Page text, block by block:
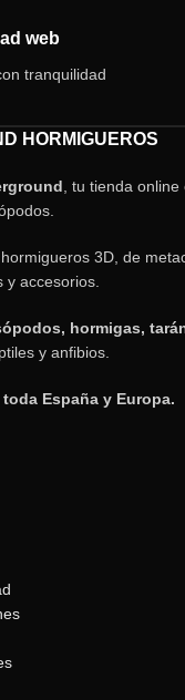
web
tranquilidad
HORMIGUEROS
, tu tienda
3D, de
accesorios.
hormigas,
y anfibios.
España y Europa.